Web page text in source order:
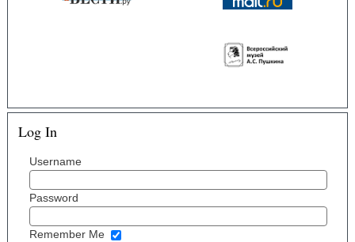
Log In
Username
Password
Remember Me